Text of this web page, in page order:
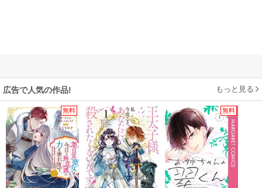
広告で人気の作品! もっと見る
無料 無料